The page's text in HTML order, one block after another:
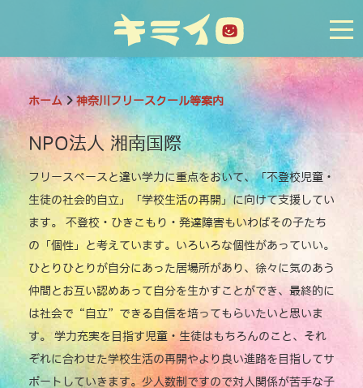
ホーム 神奈川フリースクール等案内
NPO法人 湘南国際
フリースペースと違い学力に重点をおいて、「不登校児童・
生徒の社会的自立」「学校生活の再開」に向けて支援してい
ます。 不登校・ひきこもり・発達障害もいわばその子たち
の「個性」と考えています。いろいろな個性があっていい。
ひとりひとりが自分にあった居場所があり、徐々に気のあう
仲間とお互い認めあって自分を生かすことができ、最終的に
は社会で“自立”できる自信を培ってもらいたいと思いま
す。 学力充実を目指す児童・生徒はもちろんのこと、それ
ぞれに合わせた学校生活の再開やより良い進路を目指してサ
ポートしていきます。少人数制ですので対人関係が苦手な子